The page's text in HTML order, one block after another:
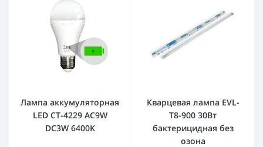
Лампа аккумуляторная
LED CT-4229 АС9W
DC3W 6400K
Кварцевая лампа EVL-
T8-900 30Вт
бактерицидная без
озона